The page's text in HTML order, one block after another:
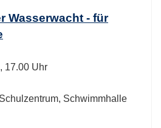
Wasserwacht - für
17.00 Uhr
Schwimmhalle